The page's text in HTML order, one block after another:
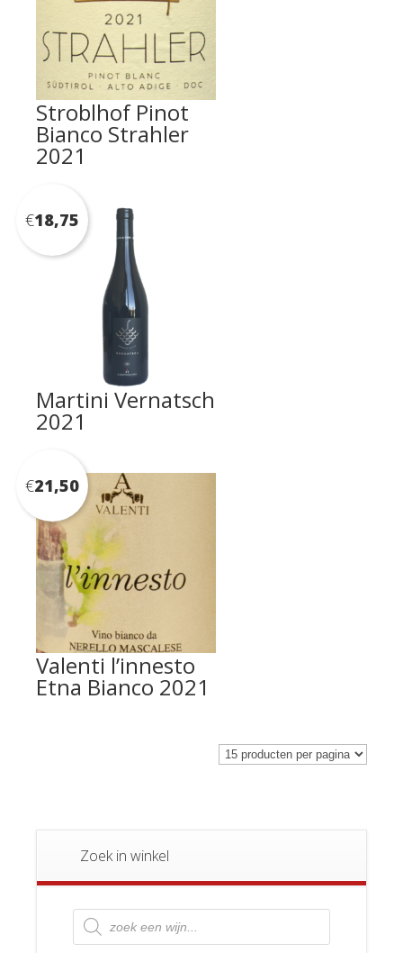
Stroblhof Pinot
Bianco Strahler
2021
Martini Vernatsch
2021
€18,75
Valenti l’innesto
Etna Bianco 2021
€21,50
Zoek in winkel
Producten
zoeken